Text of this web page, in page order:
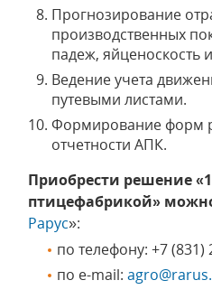
Прогнозирование
производственных
падеж, яйценоскость
Ведение учета
путевыми листами.
Формирование форм
отчетности АПК.
Приобрести решение
птицефабрикой»
Рарус»:
по телефону: +7 (831)
по e-mail: